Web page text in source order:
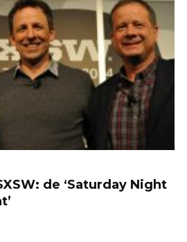
de ‘Saturday Night